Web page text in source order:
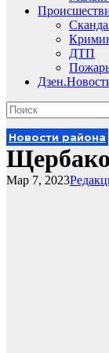
ДТП
Новости района
Мар 7, 2023